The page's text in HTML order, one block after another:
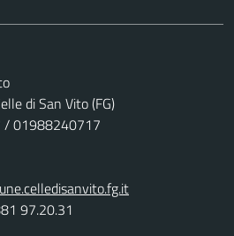
di San Vito (FG)
/ 01988240717
97.20.31